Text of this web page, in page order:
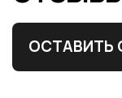
ОСТАВИТЬ